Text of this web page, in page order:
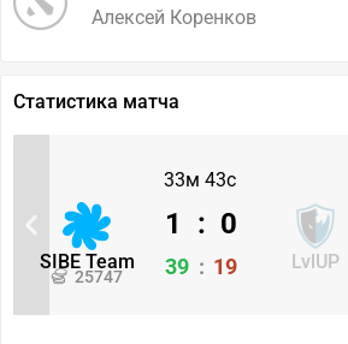
Алексей Коренков
Статистика матча
33м 43с
SIBE Team
25747
LvlUP
1 : 0
39 : 19